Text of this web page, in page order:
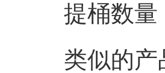
提桶数量
类似的产